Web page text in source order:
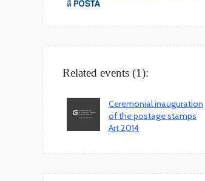
Related events (1):
Ceremonial inauguration
of the postage stamps
Art 2014